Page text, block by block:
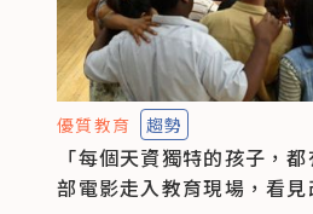
優質教育 趨勢
「每個天資獨特的孩子，
部電影走入教育現場，看